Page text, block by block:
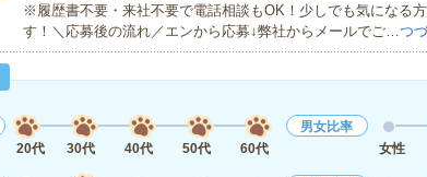
※履歴書不要・来社不要で電話相談もOK！少しでも気になる
す！＼応募後の流れ／エンから応募↓弊社からメールでご…つ
20代
30代 40代 50代 60代
男女比率
女性